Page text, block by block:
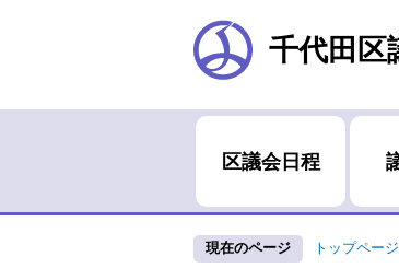
千代田区
区議会日程
現在のページ トップページ